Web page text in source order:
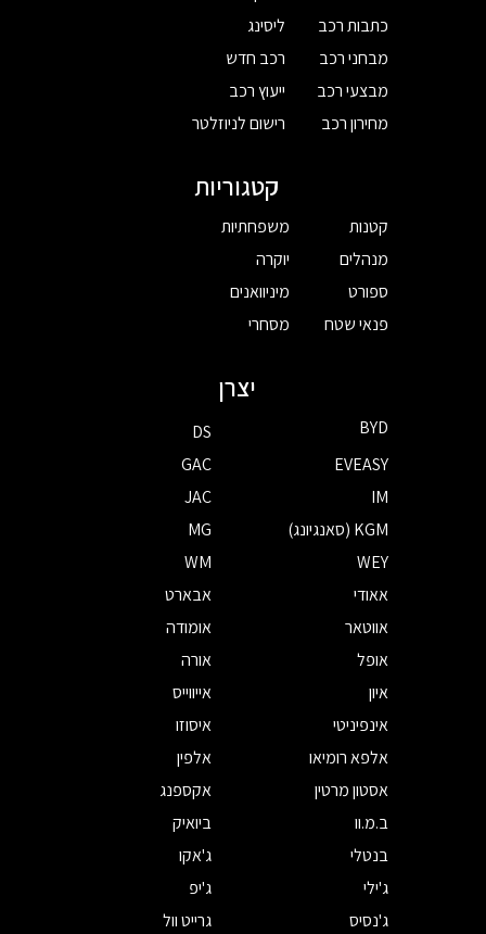
כתבות רכב
מבחני רכב
מבצעי רכב
מחירון רכב
ליסינג
רכב חדש
ייעוץ רכב
רישום לניוזלטר
קטגוריות
קטנות
מנהלים
ספורט
פנאי שטח
משפחתיות
יוקרה
מיניוואנים
מסחרי
יצרן
BYD
DS
EVEASY
GAC
IM
JAC
KGM (סאנגיונג)
MG
WEY
WM
אאודי
אבארט
אווטאר
אומודה
אופל
אורה
איון
אייווייס
אינפיניטי
איסוזו
אלפא רומיאו
אלפין
אסטון מרטין
אקספנג
ב.מ.וו
ביואיק
בנטלי
ג'אקו
ג'ילי
ג'יפ
ג'נסיס
גרייט וול